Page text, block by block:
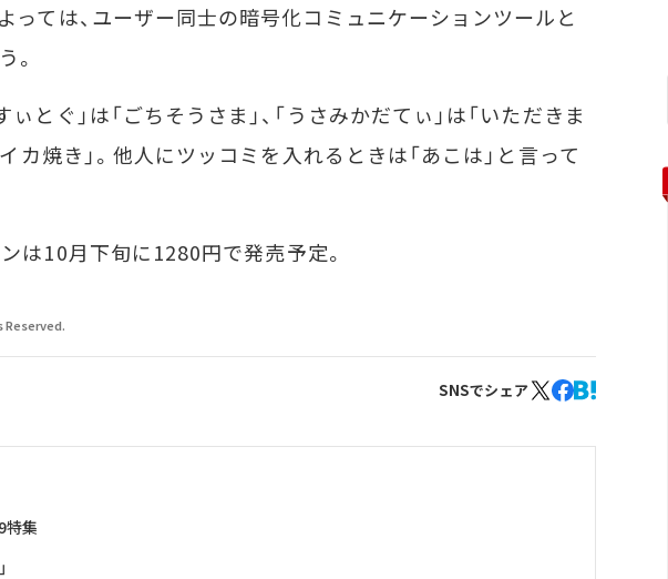
っては、ユーザー同士の暗号化コミュニケーションツールと
。
とぐ」は「ごちそうさま」、「うさみかだてぃ」は「いただきま
イカ焼き」。他人にツッコミを入れるときは「あこは」と言って
は10月下旬に1280円で発売予定。
SNSでシェア
特集